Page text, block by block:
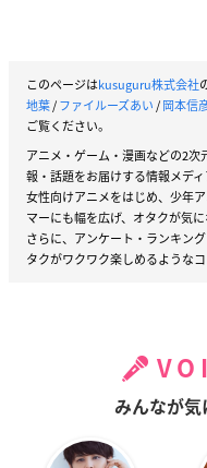
このページはkusuguru株式会社
地葉/ファイルーズあい/岡本信
ご覧ください。
アニメ・ゲーム・漫画などの2
報・話題をお届けする情報メディ
女性向けアニメをはじめ、少年
マーにも幅を広げ、オタクが気
さらに、アンケート・ランキン
タクがワクワク楽しめるような
みんなが気